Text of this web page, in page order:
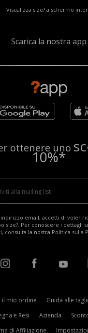
Visualizza size? a schermo
Scarica la nostra app
ottenere uno
10%*
email, accetti di voler
size?. Per conoscere i dettagli
consulta la nostra Politica sulla
il mio ordine Guida alle
e Resi
Azienda
di Affiliazione